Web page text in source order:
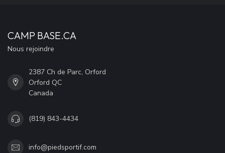
CAMP BASE.CA
Nous rejoindre
2387 Ch de Parc, Orford
Orford QC
Canada
(819) 843-4434
info@piedsportif.com